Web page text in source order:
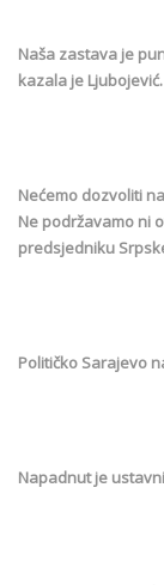
Naša zastava je
kazala je Ljubojević.
Nećemo dozvoliti
Ne podržavamo ni
predsjedniku
Političko Sarajevo
Napadnut je